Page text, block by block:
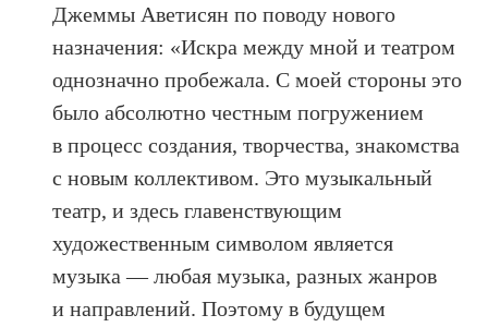
Джеммы Аветисян по поводу нового
назначения: «Искра между мной и театром
однозначно пробежала. С моей стороны это
было абсолютно честным погружением
в процесс создания, творчества, знакомства
с новым коллективом. Это музыкальный
театр, и здесь главенствующим
художественным символом является
музыка — любая музыка, разных жанров
и направлений. Поэтому в будущем